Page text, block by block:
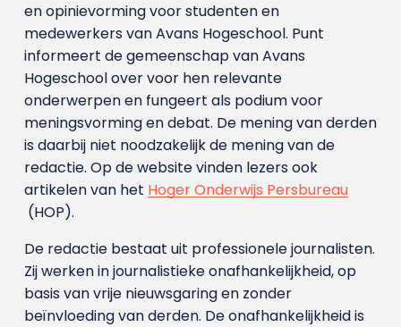
en opinievorming voor studenten en
medewerkers van Avans Hoge­school. Punt
informeert de gemeenschap van Avans
Hogeschool over voor hen relevante
onderwerpen en fungeert als podium voor
meningsvorming en debat. De mening van derden
is daarbij niet noodzakelijk de mening van de
redactie. Op de website vinden lezers ook
artikelen van het Hoger Onderwijs Persbureau
(HOP).
De redactie bestaat uit professionele journalisten.
Zij werken in journalistieke onafhankelijkheid, op
basis van vrije nieuwsgaring en zonder
beïnvloeding van derden. De onafhankelijkheid is